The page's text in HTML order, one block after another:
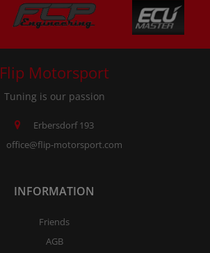
Flip Motorsport
Tuning is our passion
Erbersdorf 193
office@flip-motorsport.com
INFORMATION
Friends
AGB